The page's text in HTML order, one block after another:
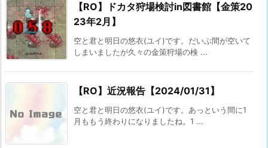
【RO】ドカタ狩場検討in図書館【金策20
23年2月】
空と君と明日の悠衣(ユイ)です。だいぶ間が空いて
しまいましたが久々の金策狩場の検 ...
【RO】近況報告【2024/01/31】
空と君と明日の悠衣(ユイ)です。あっという間に1
月ももう終わりになりましたね。1 ...